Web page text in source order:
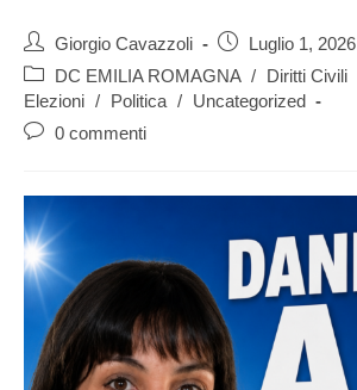
Giorgio Cavazzoli
Luglio 1, 2026
DC EMILIA ROMAGNA / Diritti Civili
Elezioni / Politica /
Uncategorized
0 commenti